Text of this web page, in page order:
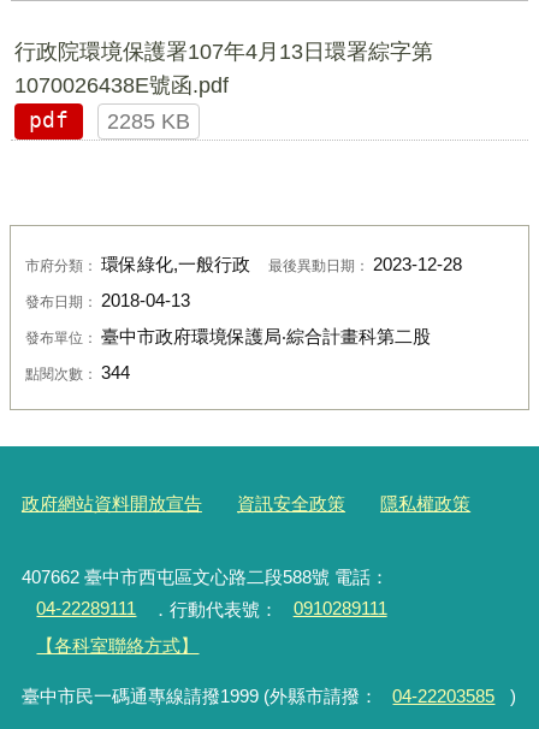
行政院環境保護署107年4月13日環署綜字第
1070026438E號函.pdf
pdf
2285 KB
市府分類： 環保綠化,一般行政 最後異動日期： 2023-12-28
發布日期： 2018-04-13
發布單位： 臺中市政府環境保護局‧綜合計畫科第二股
點閱次數： 344
政府網站資料開放宣告 資訊安全政策 隱私權政策
407662 臺中市西屯區文心路二段588號 電話：
04-22289111
．行動代表號：
0910289111
【各科室聯絡方式】
臺中市民一碼通專線請撥1999 (外縣市請撥： 04-22203585 )